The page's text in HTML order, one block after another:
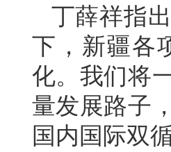
丁薛祥指
下，新疆各
化。我们将
量发展路子
国内国际双